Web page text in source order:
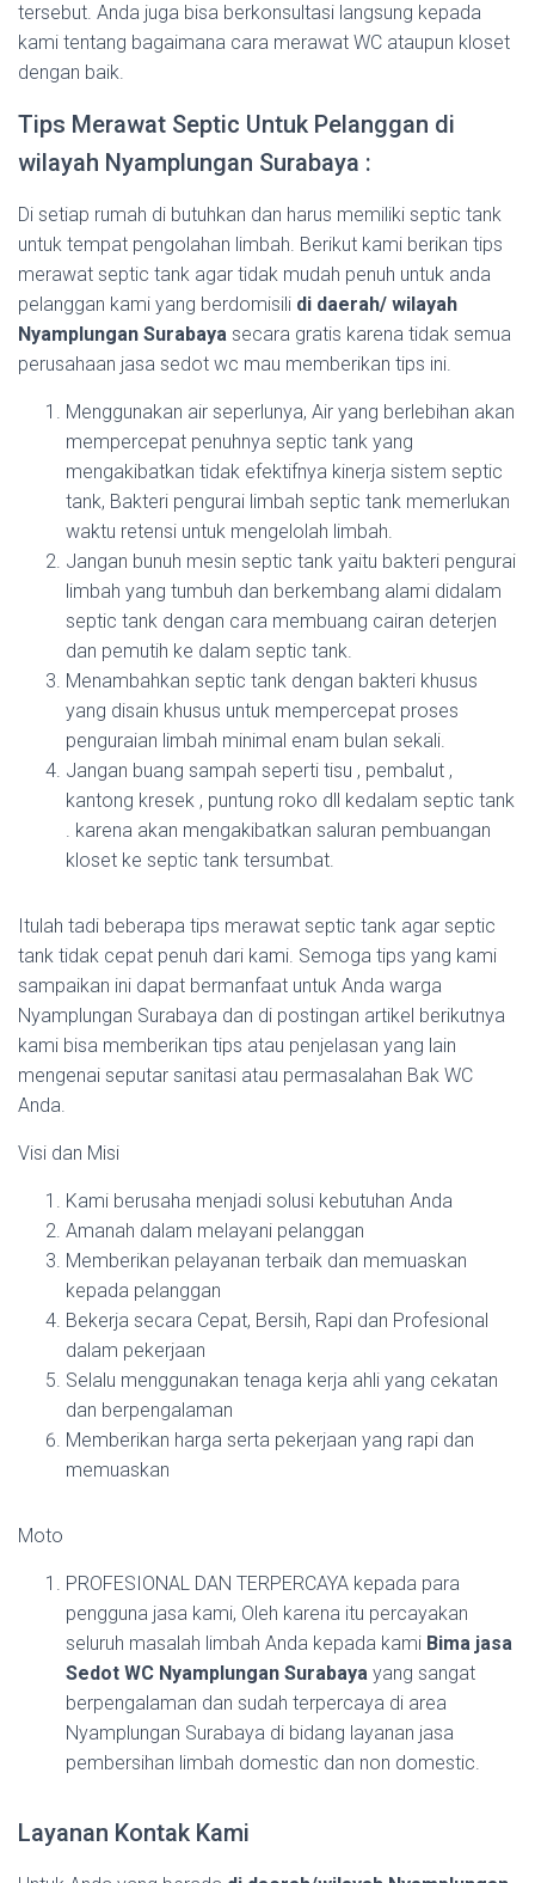
tersebut. Anda juga bisa berkonsultasi langsung kepada
kami tentang bagaimana cara merawat WC ataupun kloset
dengan baik.
Tips Merawat Septic Untuk Pelanggan di
wilayah Nyamplungan Surabaya :
Di setiap rumah di butuhkan dan harus memiliki septic tank
untuk tempat pengolahan limbah. Berikut kami berikan tips
merawat septic tank agar tidak mudah penuh untuk anda
pelanggan kami yang berdomisili di daerah/ wilayah
Nyamplungan Surabaya secara gratis karena tidak semua
perusahaan jasa sedot wc mau memberikan tips ini.
Menggunakan air seperlunya, Air yang berlebihan akan
mempercepat penuhnya septic tank yang
mengakibatkan tidak efektifnya kinerja sistem septic
tank, Bakteri pengurai limbah septic tank memerlukan
waktu retensi untuk mengelolah limbah.
Jangan bunuh mesin septic tank yaitu bakteri pengurai
limbah yang tumbuh dan berkembang alami didalam
septic tank dengan cara membuang cairan deterjen
dan pemutih ke dalam septic tank.
Menambahkan septic tank dengan bakteri khusus
yang disain khusus untuk mempercepat proses
penguraian limbah minimal enam bulan sekali.
Jangan buang sampah seperti tisu , pembalut ,
kantong kresek , puntung roko dll kedalam septic tank
. karena akan mengakibatkan saluran pembuangan
kloset ke septic tank tersumbat.
Itulah tadi beberapa tips merawat septic tank agar septic
tank tidak cepat penuh dari kami. Semoga tips yang kami
sampaikan ini dapat bermanfaat untuk Anda warga
Nyamplungan Surabaya dan di postingan artikel berikutnya
kami bisa memberikan tips atau penjelasan yang lain
mengenai seputar sanitasi atau permasalahan Bak WC
Anda.
Visi dan Misi
Kami berusaha menjadi solusi kebutuhan Anda
Amanah dalam melayani pelanggan
Memberikan pelayanan terbaik dan memuaskan
kepada pelanggan
Bekerja secara Cepat, Bersih, Rapi dan Profesional
dalam pekerjaan
Selalu menggunakan tenaga kerja ahli yang cekatan
dan berpengalaman
Memberikan harga serta pekerjaan yang rapi dan
memuaskan
Moto
PROFESIONAL DAN TERPERCAYA kepada para
pengguna jasa kami, Oleh karena itu percayakan
seluruh masalah limbah Anda kepada kami Bima jasa
Sedot WC Nyamplungan Surabaya yang sangat
berpengalaman dan sudah terpercaya di area
Nyamplungan Surabaya di bidang layanan jasa
pembersihan limbah domestic dan non domestic.
Layanan Kontak Kami